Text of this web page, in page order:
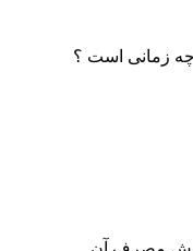
زمانی است ؟